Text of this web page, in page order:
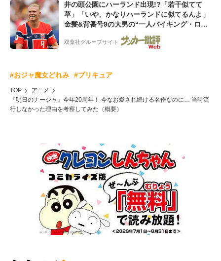
井の頭公園にハーランド出現!?「若干似てて
草」「いや、かなりハーランドに似てるんよ」
金髪&背番号9の大男の“一人バイキング・ロ
ー”映像が話題!「元気をもらった」
双葉社グループサイト
#おジャ魔女どれみ #プリキュア
TOP
アニメ
『明日のナージャ』今年20周年！ 今なお愛され続ける名作なのに… 当時流
行しなかった理由を考察してみた（概要）